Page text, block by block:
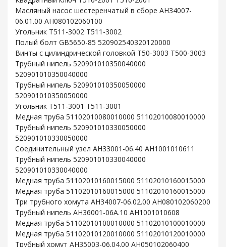
Масляный насос шестеренчатый в сборе AH34007-
06.01.00 AH080102060100
Угольник T511-3002 T511-3002
Полый болт GB5650-85 520902540320120000
Винты с цилиндрической головкой T50-3003 T500-3003
Трубный нипель 520901010350040000
520901010350040000
Трубный нипель 520901010350050000
520901010350050000
Угольник T511-3001 T511-3001
Медная труба 51102010080010000 51102010080010000
Трубный нипель 520901010330050000
520901010330050000
Соединительный узел AH33001-06.40 AH1001010611
Трубный нипель 520901010330040000
520901010330040000
Медная труба 51102010160015000 51102010160015000
Медная труба 51102010160015000 51102010160015000
Три трубного хомута AH34007-06.02.00 AH080102060200
Трубный нипель AH36001-06A.10 AH1001010608
Медная труба 51102010100010000 51102010100010000
Медная труба 51102010120010000 51102010120010000
Трубный хомут AH35003-06.04.00 AH050102060400